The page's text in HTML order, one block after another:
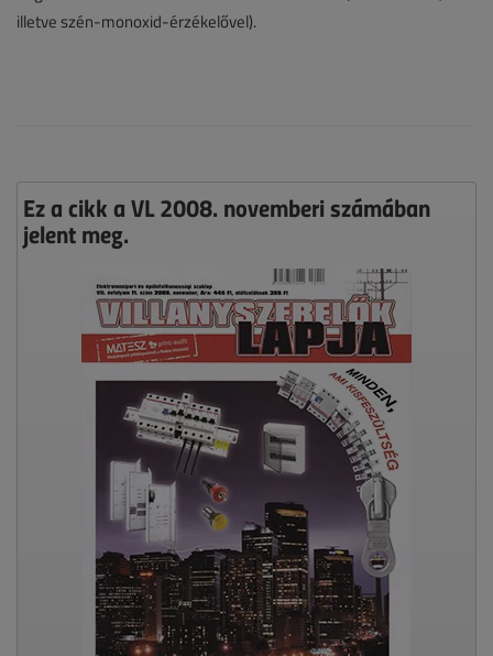
illetve szén-monoxid-érzékelővel).
Ez a cikk a VL 2008. novemberi számában
jelent meg.